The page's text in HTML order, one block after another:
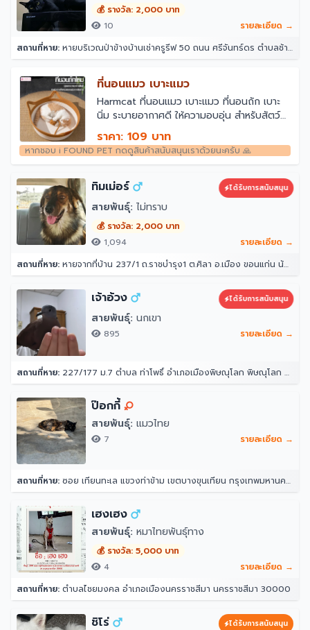
💰 รางวัล: 2,000 บาท
10
รายละเอียด →
สถานที่หาย: หายบริเวณป่าข้างบ้านเช่าครูรีฟ 50 ถนน ศรีจันทร์ดร ตำบลช้างคลาน อำเภอเมืองเชียงใหม่ เชียงใหม่ 50100
ที่นอนแมว เบาะแมว
￼Harmcat ที่นอนแมว เบาะแมว ที่นอนถัก เบาะ
นิ่ม ระบายอากาศดี ให้ความอบอุ่น สําหรับสัตว์
เลี้ยงแมว ตะกร้าผ้าฝ้ายถัก
ราคา: 109 บาท
หากชอบ i FOUND PET กดดูสินค้าสนับสนุนเราด้วยนะครับ 🙏
ทิมเม่อร์ ได้รับการสนับสนุน
สายพันธุ์: ไม่ทราบ
💰 รางวัล: 2,000 บาท
1,094
รายละเอียด →
สถานที่หาย: หายจากที่บ้าน 237/1 ถ.ราชบำรุง1 ต.ศิลา อ.เมือง ขอนแก่น น้องลอดรั้วบ้านออกไปตอนกลางคืนหลังเที่ยงคืนแล้วไม่ได้กลับเข้ามาอีก ตอนออกไปออกไป 3 ตัว แต่เช้ามาเจอกลับมาแค่ 2 ตัว น้องเคยหายไปแบบนี้ 3 วันเรากลับมา
เจ้าอ้วง ได้รับการสนับสนุน
สายพันธุ์: นกเขา
895 รายละเอียด →
สถานที่หาย: 227/177 ม.7 ตำบล ท่าโพธิ์ อำเภอเมืองพิษณุโลก พิษณุโลก 65000
ป๊อกกี้
สายพันธุ์: แมวไทย
7 รายละเอียด →
สถานที่หาย: ซอย เทียนทะเล แขวงท่าข้าม เขตบางขุนเทียน กรุงเทพมหานคร 10150
เฮงเฮง
สายพันธุ์: หมาไทยพันธุ์ทาง
💰 รางวัล: 5,000 บาท
4
รายละเอียด →
สถานที่หาย: ตำบลไชยมงคล อำเภอเมืองนครราชสีมา นครราชสีมา 30000
ชิโร่ ได้รับการสนับสนุน